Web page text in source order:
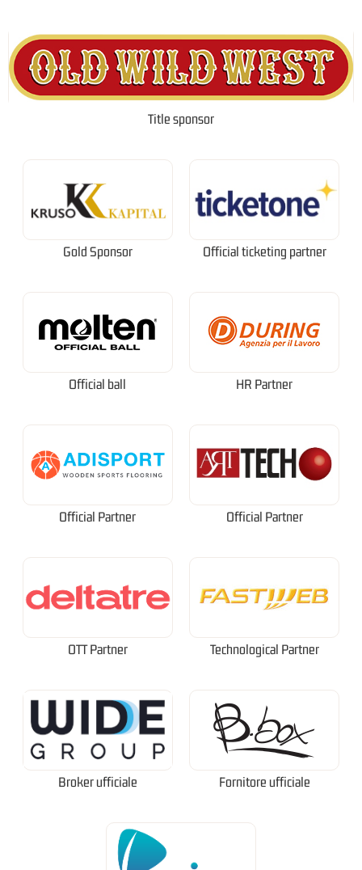
Title sponsor
Gold Sponsor Official ticketing partner
Official ball HR Partner
Official Partner Official Partner
OTT Partner Technological Partner
Broker ufficiale Fornitore ufficiale